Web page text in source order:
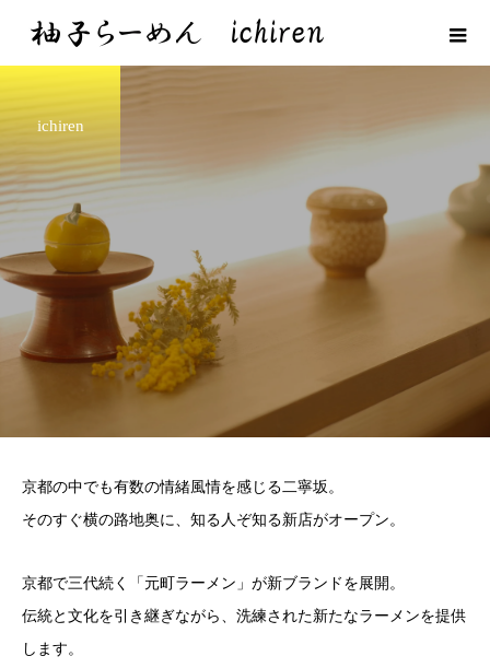
ichiren
京都の中でも有数の情緒風情を感じる二寧坂。
そのすぐ横の路地奥に、知る人ぞ知る新店がオープン。
京都で三代続く「元町ラーメン」が新ブランドを展開。
伝統と文化を引き継ぎながら、洗練された新たなラーメンを提供
します。